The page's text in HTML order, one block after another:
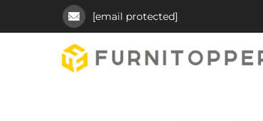
[email protected]